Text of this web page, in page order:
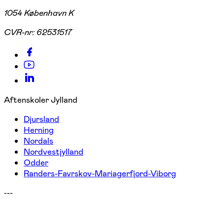
1054 København K
CVR-nr: 62531517
Aftenskoler Jylland
Djursland
Herning
Nordals
Nordvestjylland
Odder
Randers-Favrskov-Mariagerfjord-Viborg
---